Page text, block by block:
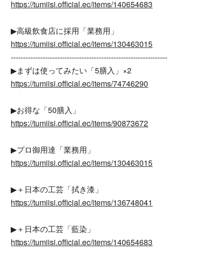
https://tumiisi.official.ec/items/140654683
▶︎高級飲食店に採用「業務用」
https://tumiisi.official.ec/items/130463015
----------------------------------------------------------------
▶︎まずは使ってみたい「5膳入」×2
https://tumiisi.official.ec/items/74746290
▶︎お得な「50膳入」
https://tumiisi.official.ec/items/90873672
▶︎プロ御用達「業務用」
https://tumiisi.official.ec/items/130463015
▶︎＋日本の工芸「拭き漆」
https://tumiisi.official.ec/items/136748041
▶︎＋日本の工芸「藍染」
https://tumiisi.official.ec/items/140654683